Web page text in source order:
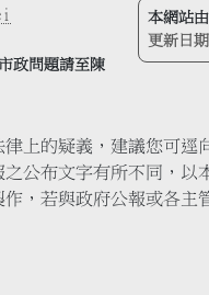
政問題請至陳
本網站
更新日期
上的疑義，建議您可逕
公布文字有所不同，以
，若與政府公報或各主